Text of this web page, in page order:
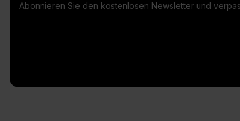
Abonnieren Sie den kostenlosen Newsletter und